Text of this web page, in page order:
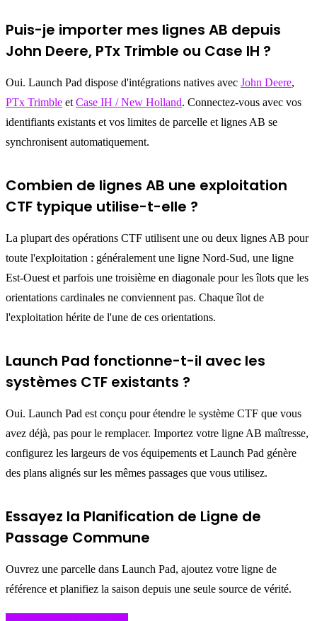
Puis-je importer mes lignes AB depuis
John Deere, PTx Trimble ou Case IH ?
Oui. Launch Pad dispose d'intégrations natives avec John Deere,
PTx Trimble et Case IH / New Holland. Connectez-vous avec vos
identifiants existants et vos limites de parcelle et lignes AB se
synchronisent automatiquement.
Combien de lignes AB une exploitation
CTF typique utilise-t-elle ?
La plupart des opérations CTF utilisent une ou deux lignes AB pour
toute l'exploitation : généralement une ligne Nord-Sud, une ligne
Est-Ouest et parfois une troisième en diagonale pour les îlots que les
orientations cardinales ne conviennent pas. Chaque îlot de
l'exploitation hérite de l'une de ces orientations.
Launch Pad fonctionne-t-il avec les
systèmes CTF existants ?
Oui. Launch Pad est conçu pour étendre le système CTF que vous
avez déjà, pas pour le remplacer. Importez votre ligne AB maîtresse,
configurez les largeurs de vos équipements et Launch Pad génère
des plans alignés sur les mêmes passages que vous utilisez.
Essayez la Planification de Ligne de
Passage Commune
Ouvrez une parcelle dans Launch Pad, ajoutez votre ligne de
référence et planifiez la saison depuis une seule source de vérité.